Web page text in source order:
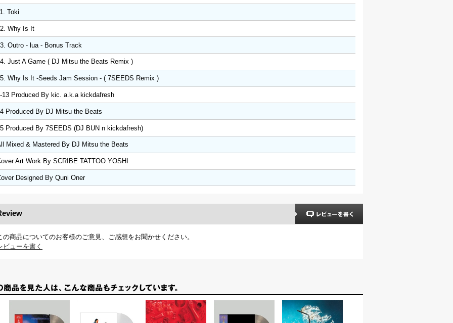
Toki
Why Is It
Outro - lua - Bonus Track
Just A Game ( DJ Mitsu the Beats Remix )
Why Is It -Seeds Jam Session - ( 7SEEDS Remix )
13 Produced By kic. a.k.a kickdafresh
Produced By DJ Mitsu the Beats
Produced By 7SEEDS (DJ BUN n kickdafresh)
Mixed & Mastered By DJ Mitsu the Beats
Art Work By SCRIBE TATTOO YOSHI
Designed By Quni Oner
の商品についてのお客様のご意見、ご感想をお聞かせください。
ビューを書く